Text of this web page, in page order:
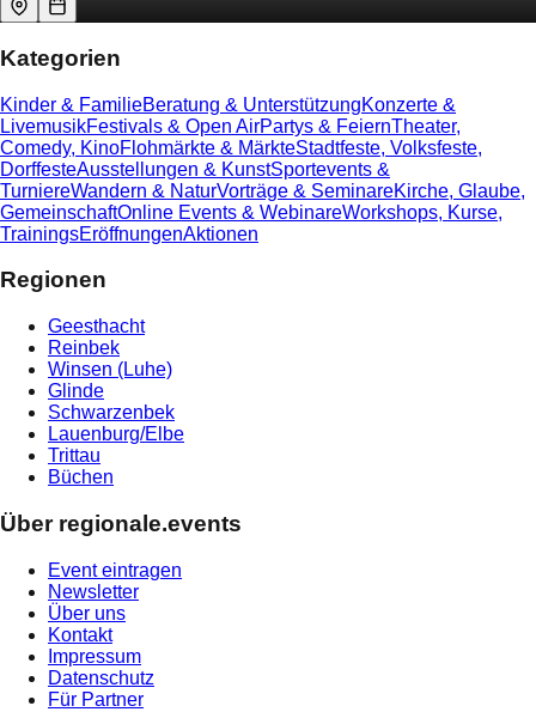
Kategorien
Kinder & FamilieBeratung & UnterstützungKonzerte &
LivemusikFestivals & Open AirPartys & FeiernTheater,
Comedy, KinoFlohmärkte & MärkteStadtfeste, Volksfeste,
DorffesteAusstellungen & KunstSportevents &
TurniereWandern & NaturVorträge & SeminareKirche, Glaube,
GemeinschaftOnline Events & WebinareWorkshops, Kurse,
TrainingsEröffnungenAktionen
Regionen
Geesthacht
Reinbek
Winsen (Luhe)
Glinde
Schwarzenbek
Lauenburg/Elbe
Trittau
Büchen
Über regionale.events
Event eintragen
Newsletter
Über uns
Kontakt
Impressum
Datenschutz
Für Partner